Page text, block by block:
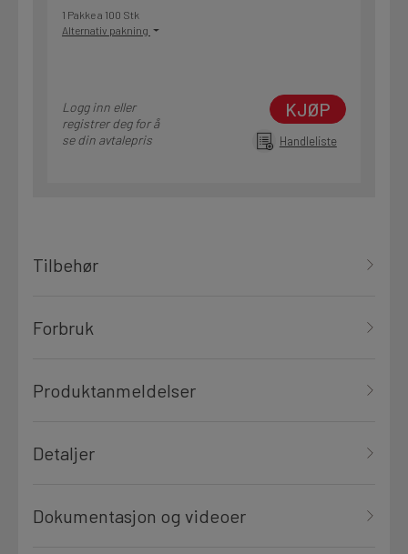
1 Pakke a 100 Stk
Alternativ pakning
Logg inn eller
registrer deg for å
se din avtalepris
KJØP
Handleliste
Tilbehør
Forbruk
Produktanmeldelser
Detaljer
Dokumentasjon og videoer